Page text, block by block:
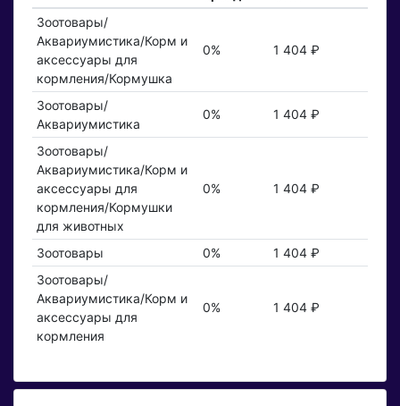
Зоотовары/
Аквариумистика/Корм и
аксессуары для
кормления/Кормушка
0% 1 404 ₽
Зоотовары/
Аквариумистика
0% 1 404 ₽
Зоотовары/
Аквариумистика/Корм и
аксессуары для
кормления/Кормушки
для животных
0% 1 404 ₽
Зоотовары 0%
1 404 ₽
Зоотовары/
Аквариумистика/Корм и
аксессуары для
кормления
0% 1 404 ₽